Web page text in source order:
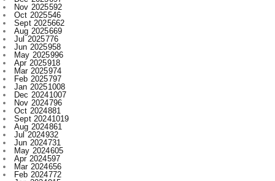
Jul 2025776
Jun 2025958
May 2025996
Apr 2025918
Mar 2025974
Feb 2025797
Jan 20251008
Dec 20241007
Nov 2024796
Oct 2024881
Sept 20241019
Aug 2024861
Jul 2024932
Jun 2024731
May 2024605
Apr 2024597
Mar 2024656
Feb 2024772
Jan 2024915
Dec 2023673
Nov 2023554
Oct 2023709
Sept 2023707